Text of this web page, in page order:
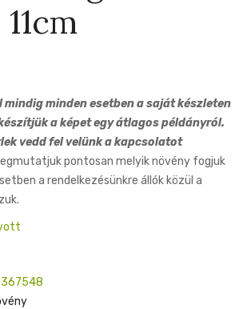
mindig minden esetben a saját készleten
a képet egy átlagos példányról.
vedd fel velünk a kapcsolatot
pontosan melyik növény fogjuk
a rendelkezésünkre állók közül a